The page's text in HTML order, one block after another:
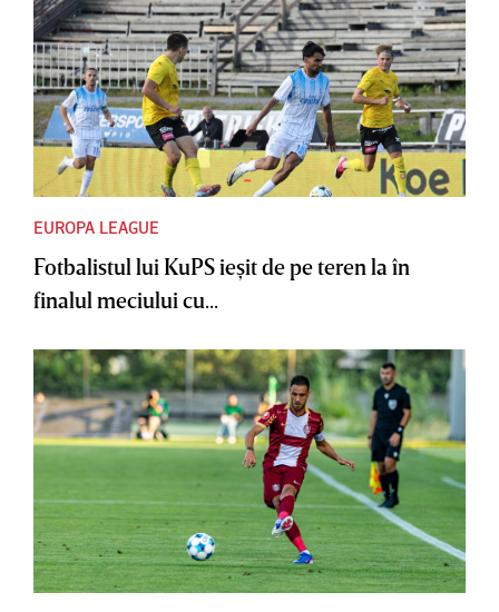
EUROPA LEAGUE
Fotbalistul lui KuPS ieşit de pe teren la în
finalul meciului cu...